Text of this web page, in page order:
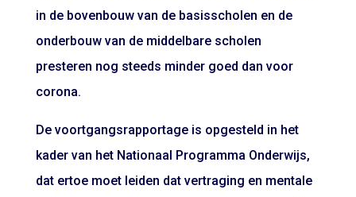
in de bovenbouw van de basisscholen en de
onderbouw van de middelbare scholen
presteren nog steeds minder goed dan voor
corona.
De voortgangsrapportage is opgesteld in het
kader van het Nationaal Programma Onderwijs,
dat ertoe moet leiden dat vertraging en mentale